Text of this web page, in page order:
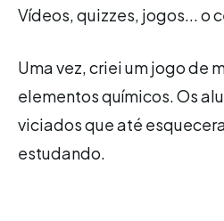
Vídeos, quizzes, jogos... o
Uma vez, criei um jogo de
elementos químicos. Os
viciados que até
estudando.